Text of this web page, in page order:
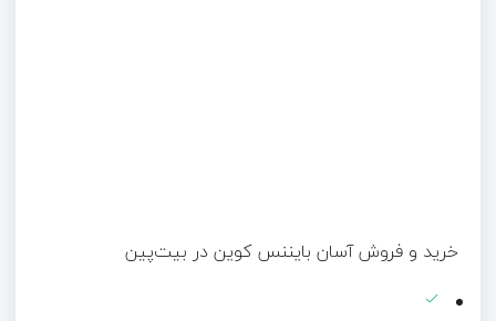
خرید و فروش آسان بایننس کوین در بیت‌پین